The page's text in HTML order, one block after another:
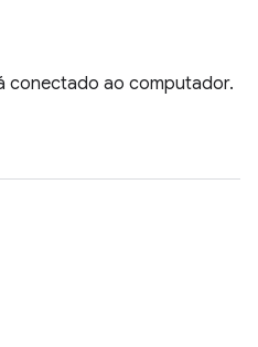
conectado ao computador.